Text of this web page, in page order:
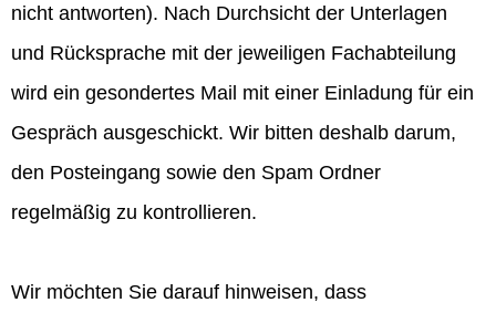
nicht antworten). Nach Durchsicht der Unterlagen
und Rücksprache mit der jeweiligen Fachabteilung
wird ein gesondertes Mail mit einer Einladung für ein
Gespräch ausgeschickt. Wir bitten deshalb darum,
den Posteingang sowie den Spam Ordner
regelmäßig zu kontrollieren.
Wir möchten Sie darauf hinweisen, dass